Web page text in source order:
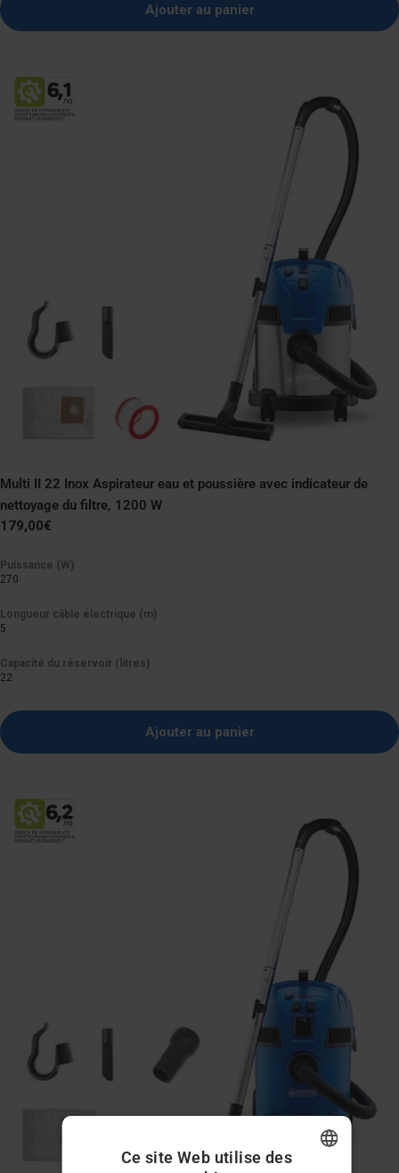
Ajouter au panier
Multi II 22 Inox Aspirateur eau et poussière avec indicateur de
nettoyage du filtre, 1200 W
Prix
179,00€
Puissance (W)
270
Longueur câble électrique (m)
5
Capacité du réservoir (litres)
22
Ajouter au panier
Ce site Web utilise des